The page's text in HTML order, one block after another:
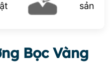
sản
Bọc Vàng